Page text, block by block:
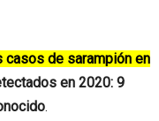
casos de sarampión en
en 2020: 9
.